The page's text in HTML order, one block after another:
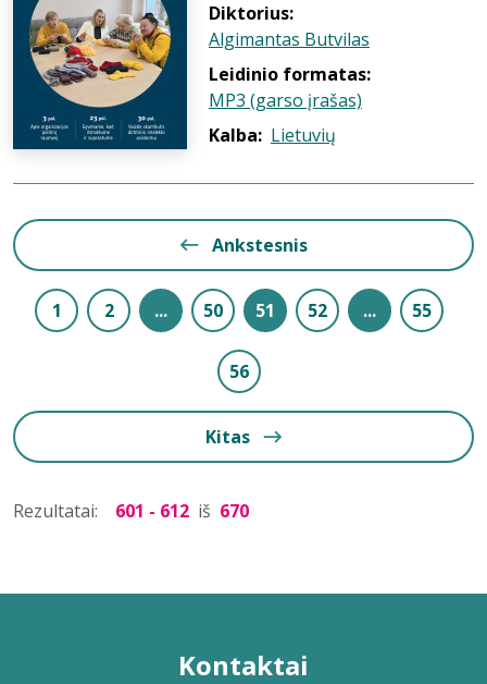
Diktorius:
Algimantas Butvilas
Leidinio formatas:
MP3 (garso įrašas)
Kalba: Lietuvių
Ankstesnis
1 2 ... 50 51 52 ... 55
56
Kitas
Rezultatai: 601 - 612 iš 670
Kontaktai